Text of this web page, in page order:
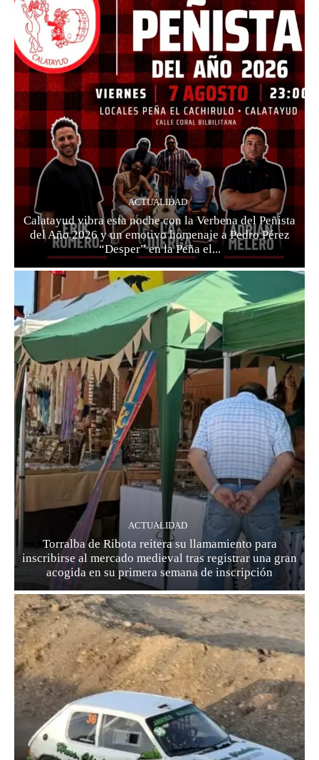
ACTUALIDAD
Calatayud vibra esta noche con la Verbena del Peñista
del Año 2026 y un emotivo homenaje a Pedro Pérez
“Desper” en la Peña el...
ACTUALIDAD
Torralba de Ribota reitera su llamamiento para
inscribirse al mercado medieval tras registrar una gran
acogida en su primera semana de inscripción